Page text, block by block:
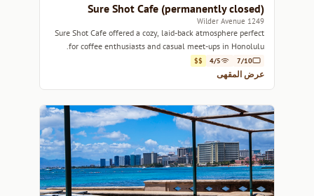
Sure Shot Cafe (permanently closed)
1249 Wilder Avenue
Sure Shot Cafe offered a cozy, laid-back atmosphere perfect
for coffee enthusiasts and casual meet-ups in Honolulu.
7/10
4/5
$$
عرض المقهى